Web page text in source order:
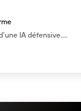
IA défensive....